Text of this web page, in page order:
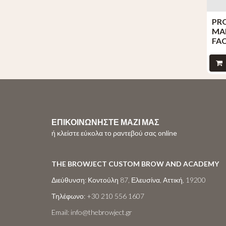
ΕΠΙΚΟΙΝΩΝΗΣΤΕ ΜΑΖΙ ΜΑΣ
ή κλείστε εύκολα το ραντεβού σας online
THE BROWJECT CUSTOM BROW AND ACADEMY
Διεύθυνση: Κοντούλη 87, Ελευσίνα, Αττική, 19200
Τηλέφωνο: +30 210 556 1607
Email: info@thebrowject.gr